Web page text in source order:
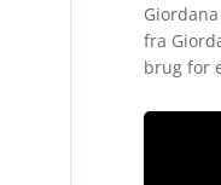
ud af 5
baseret
mmelser
fra
brug for